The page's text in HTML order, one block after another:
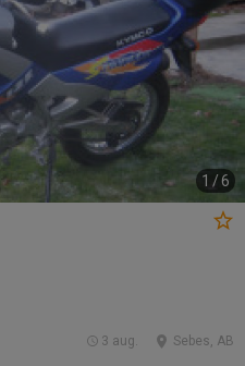
1 /6
Sebes, AB
3 aug.